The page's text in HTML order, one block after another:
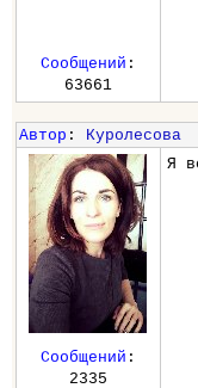
Сообщений :
63661
Автор : Куролесова
Я
Сообщений :
2335